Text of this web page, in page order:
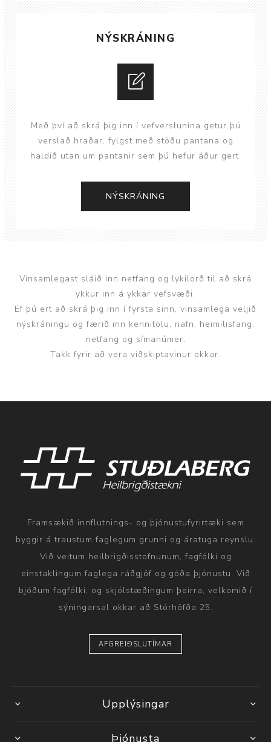
NÝSKRÁNING
Með því að skrá þig inn í vefverslunina getur þú
verslað hraðar, fylgst með stöðu pantana og
haldið utan um pantanir sem þú hefur áður gert.
Vinsamlegast sláið inn netfang og lykilorð til að skrá
ykkur inn á ykkar vefsvæði.
Ef þú ert að skrá þig inn í fyrsta sinn, vinsamlega veljið
nýskráningu og færið inn kennitölu, nafn, heimilisfang,
netfang og símanúmer.
Takk fyrir að vera viðskiptavinur okkar.
Framsækið innflutnings- og þjónustufyrirtæki sem
byggir á traustum faglegum grunni og áratuga reynslu.
Við veitum heilbrigðisstofnunum, fagfólki og
einstaklingum faglega ráðgjöf og góða þjónustu. Við
bjóðum fagfólki, og skjólstæðingum þeirra, velkomið í
sýningarsal okkar að Stórhöfða 25.
AFGREIÐSLUTÍMAR
Upplýsingar
Þjónusta